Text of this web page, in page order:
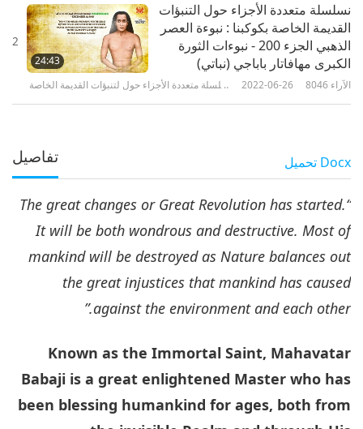
2
24:43
نسلسلة متعددة الأجزاء حول التنبؤات
القديمة الخاصة بكوكبنا : نبوءة العصر
الذهبي الجزء 200 - نبوءات الثورة
الكبرى مهافاتار باباجي (نباتي)
سلسلة متعددة الأجزاء حول لتنبؤات القديمة الخاصة
2022-06-26 8046 الآراء
تفاصيل Docx
“The great changes or Great Revolution has started.
It will be both wondrous and destructive. Most of
mankind will be destroyed as Nature balances out
the great injustices that mankind has caused
against the environment and each other.”
Known as the Immortal Saint, Mahavatar
Babaji is a great enlightened Master who has
been blessing humankind for ages, both from